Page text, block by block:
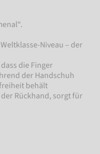
Niveau – der
die Finger
der Handschuh
behält
Rückhand, sorgt für